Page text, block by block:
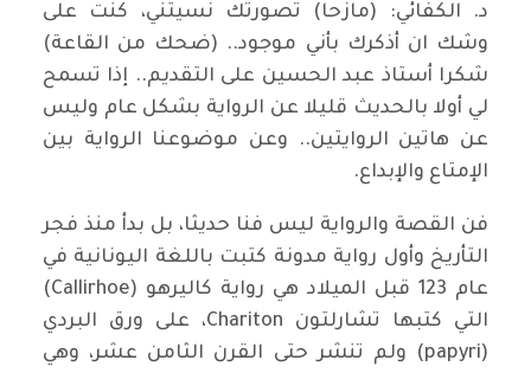
د. الكفائي: (مازحا) تصورتك نسيتني، كنت على
وشك ان أذكرك بأني موجود.. (ضحك من القاعة)
شكرا أستاذ عبد الحسين على التقديم.. إذا تسمح
لي أولا بالحديث قليلا عن الرواية بشكل عام وليس
عن هاتين الروايتين.. وعن موضوعنا الرواية بين
الإمتاع والإبداع.
فن القصة والرواية ليس فنا حديثا، بل بدأ منذ فجر
التأريخ وأول رواية مدونة كتبت باللغة اليونانية في
عام 123 قبل الميلاد هي رواية كاليرهو (Callirhoe)
التي كتبها تشارلتون Chariton، على ورق البردي
(papyri) ولم تنشر حتى القرن الثامن عشر، وهي